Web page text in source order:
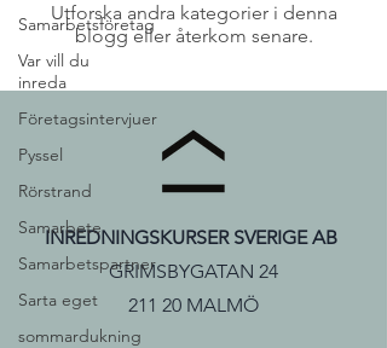
Samarbetsföretag
Var vill du
inreda
Företagsintervjuer
Pyssel
Rörstrand
Samarbete
Samarbetspartner
Sarta eget
sommardukning
Utforska andra kategorier i denna
blogg eller återkom senare.
INREDNINGSKURSER SVERIGE AB
GRIMSBYGATAN 24
211 20 MALMÖ